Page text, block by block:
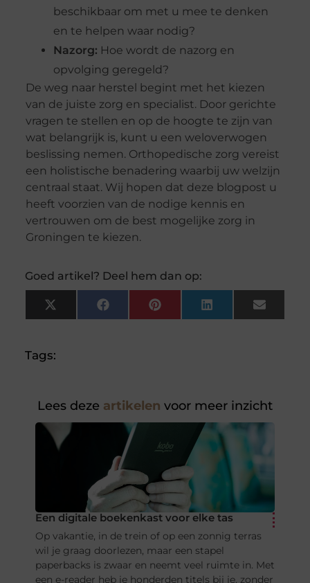
beschikbaar om met u mee te denken
en te helpen waar nodig?
Nazorg: Hoe wordt de nazorg en
opvolging geregeld?
De weg naar herstel begint met het kiezen
van de juiste zorg en specialist. Door gerichte
vragen te stellen en op de hoogte te zijn van
wat belangrijk is, kunt u een weloverwogen
beslissing nemen. Orthopedische zorg vereist
een holistische benadering waarbij uw welzijn
centraal staat. Wij hopen dat deze blogpost u
heeft voorzien van de nodige kennis en
vertrouwen om de best mogelijke zorg in
Groningen te kiezen.
Goed artikel? Deel hem dan op:
X
(Twitter)
FacebookPinterestLinkedInEmail
Tags:
Lees deze artikelen voor meer inzicht
Een digitale boekenkast voor elke tas
Op vakantie, in de trein of op een zonnig terras
wil je graag doorlezen, maar een stapel
paperbacks is zwaar en neemt veel ruimte in. Met
een e-reader heb je honderden titels bij je, zonder